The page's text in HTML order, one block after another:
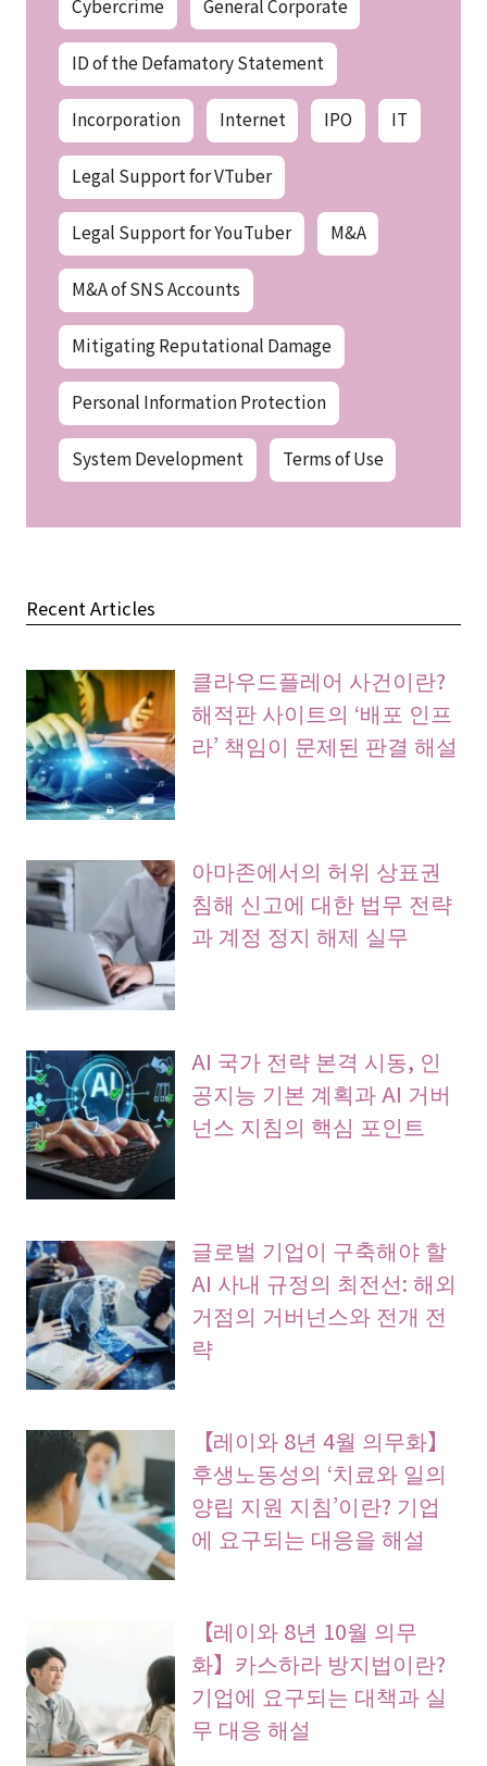
Cybercrime General Corporate
ID of the Defamatory Statement
Incorporation Internet IPO IT
Legal Support for VTuber
Legal Support for YouTuber M&A
M&A of SNS Accounts
Mitigating Reputational Damage
Personal Information Protection
System Development Terms of Use
Recent Articles
클라우드플레어 사건이란?
해적판 사이트의 ‘배포 인프
라’ 책임이 문제된 판결 해설
아마존에서의 허위 상표권
침해 신고에 대한 법무 전략
과 계정 정지 해제 실무
AI 국가 전략 본격 시동, 인
공지능 기본 계획과 AI 거버
넌스 지침의 핵심 포인트
글로벌 기업이 구축해야 할
AI 사내 규정의 최전선: 해외
거점의 거버넌스와 전개 전
략
【레이와 8년 4월 의무화】
후생노동성의 ‘치료와 일의
양립 지원 지침’이란? 기업
에 요구되는 대응을 해설
【레이와 8년 10월 의무
화】카스하라 방지법이란?
기업에 요구되는 대책과 실
무 대응 해설